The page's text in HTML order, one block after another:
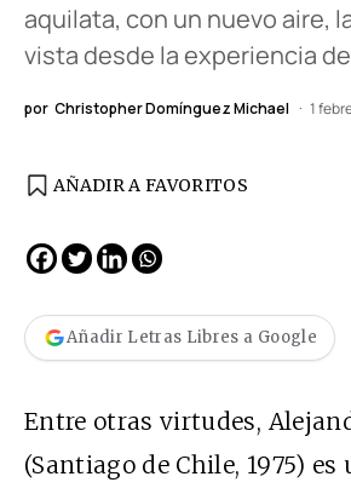
aquilata, con un nuevo aire,
vista desde la experiencia
por Christopher Domínguez Michael 1
AÑADIR A FAVORITOS
Añadir Letras Libres a Google
Entre otras virtudes,
(Santiago de Chile, 1975)